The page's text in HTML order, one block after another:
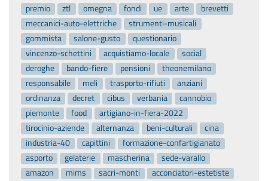
premio
ztl omegna fondi ue arte
brevetti
meccanici-auto-elettriche
strumenti-musicali
gommista
salone-gusto
questionario
vincenzo-schettini
acquistiamo-locale
social
deroghe
bando-fiere pensioni
theonemilano
responsabile
meli trasporto-rifiuti
anziani
ordinanza
decret cibus verbania
cannobio
piemonte
food
artigiano-in-fiera-2022
tirocinio-aziende
alternanza beni-culturali
cina
industria-40
capittini
formazione-confartigianato
asporto
gelaterie mascherina
sede-varallo
amazon
mims sacri-monti
acconciatori-estetiste